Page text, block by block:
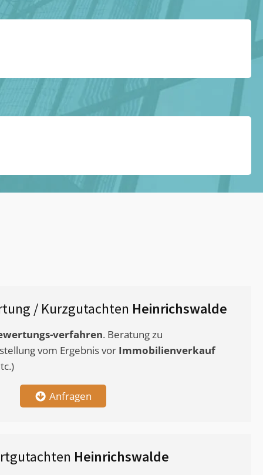
/ Kurzgutachten Heinrichswalde
verfahren. Beratung zu
vom Ergebnis vor Immobilienverkauf
Anfragen
Heinrichswalde